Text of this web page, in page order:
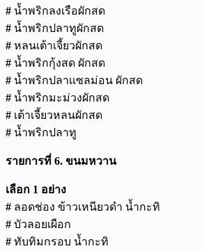
# น้ำพริกลงเรือผักสด
# น้ำพริกปลาทูผักสด
# หลนเต้าเจี้ยวผักสด
# น้ำพริกกุ้งสด ผักสด
# น้ำพริกปลาแซลม่อน ผักสด
# น้ำพริกมะม่วงผักสด
# เต้าเจี้ยวหลนผักสด
# น้ำพริกปลาทู
รายการที่ 6. ขนมหวาน
เลือก 1 อย่าง
# ลอดช่อง ข้าวเหนียวดำ น้ำกะทิ
# บัวลอยเผือก
# ทับทิมกรอบ น้ำกะทิ